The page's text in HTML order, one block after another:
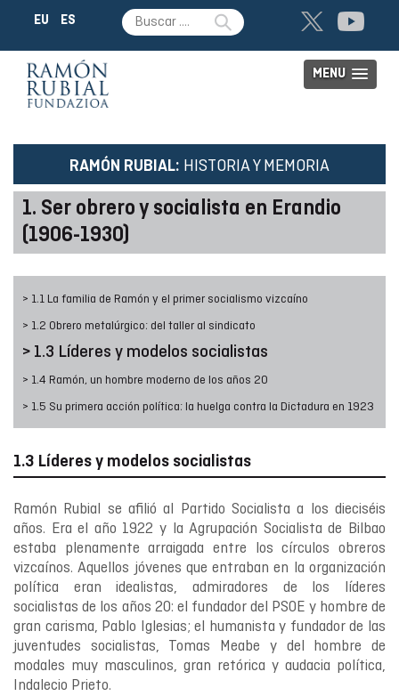
EU ES
MENU
RAMÓN RUBIAL: HISTORIA Y MEMORIA
1. Ser obrero y socialista en Erandio
(1906-1930)
> 1.1 La familia de Ramón y el primer socialismo vizcaíno
> 1.2 Obrero metalúrgico: del taller al sindicato
> 1.3 Líderes y modelos socialistas
> 1.4 Ramón, un hombre moderno de los años 20
> 1.5 Su primera acción política: la huelga contra la Dictadura en 1923
1.3 Líderes y modelos socialistas
Ramón Rubial se afilió al Partido Socialista a los dieciséis
años. Era el año 1922 y la Agrupación Socialista de Bilbao
estaba plenamente arraigada entre los círculos obreros
vizcaínos. Aquellos jóvenes que entraban en la organización
política eran idealistas, admiradores de los líderes
socialistas de los años 20: el fundador del PSOE y hombre de
gran carisma, Pablo Iglesias; el humanista y fundador de las
juventudes socialistas, Tomas Meabe y del hombre de
modales muy masculinos, gran retórica y audacia política,
Indalecio Prieto.